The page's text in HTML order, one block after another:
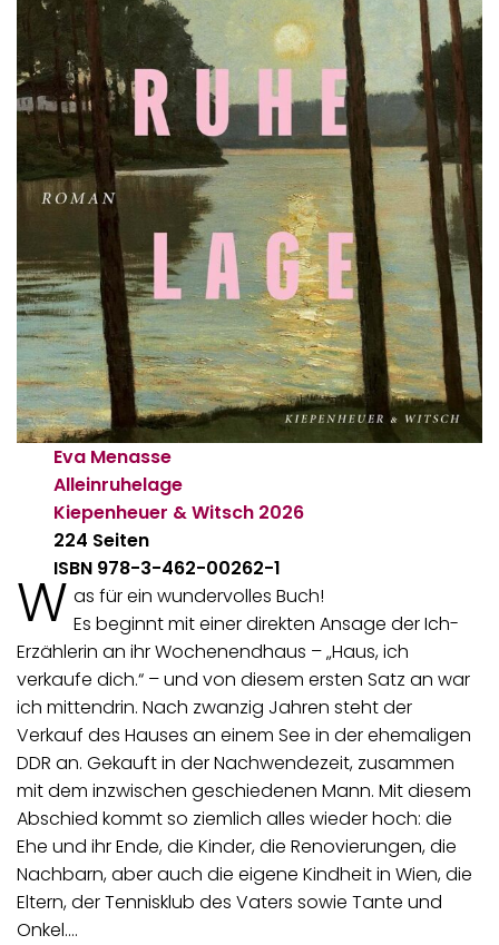
Eva Menasse
Alleinruhelage
Kiepenheuer & Witsch 2026
224 Seiten
ISBN 978-3-462-00262-1
W as für ein wundervolles Buch!
Es beginnt mit einer direkten Ansage der Ich-
Erzählerin an ihr Wochenendhaus – „Haus, ich
verkaufe dich.“ – und von diesem ersten Satz an war
ich mittendrin. Nach zwanzig Jahren steht der
Verkauf des Hauses an einem See in der ehemaligen
DDR an. Gekauft in der Nachwendezeit, zusammen
mit dem inzwischen geschiedenen Mann. Mit diesem
Abschied kommt so ziemlich alles wieder hoch: die
Ehe und ihr Ende, die Kinder, die Renovierungen, die
Nachbarn, aber auch die eigene Kindheit in Wien, die
Eltern, der Tennisklub des Vaters sowie Tante und
Onkel.…